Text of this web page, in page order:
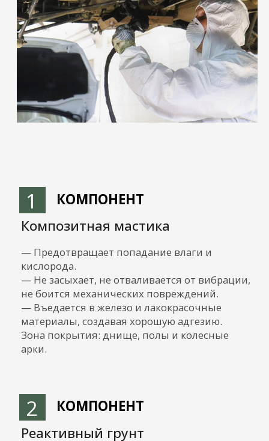
металл и предотвращает гниение.
Зона покрытия: все внутренние полости кузова.
можно при температуре до -50°C.
УТЕПЛЕНИЕ ПОЛА
УТЕПЛЕНИЕ СТЕН
поверхность.
— 25 мм — Теплоизоляционный материал
PIR нового поколения (LOGICPIR). Материал
фольгированный с двух сторон — снизу
отражает холод, а сверху не дает теплу
уходить из салона.
PIR утеплитель широко используется при
постройке космических кораблей и держит
тепло при температурах до -450 градусов.
— 12 мм — Влагостойкая ламинированная
фанера.
— Обезжиренная и загрунтованная
— Напыляемый ППУ-утеплитель.
УТЕПЛЕНИЕ
1
2